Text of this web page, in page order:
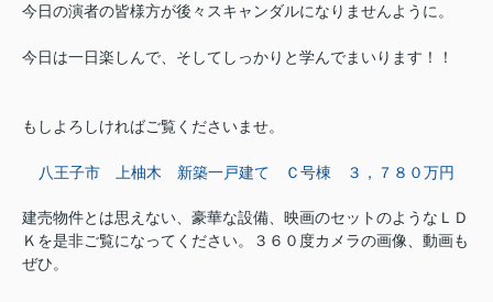
今日の演者の皆様方が後々スキャンダルになりませんように。
今日は一日楽しんで、そしてしっかりと学んでまいります！！
もしよろしければご覧くださいませ。
八王子市 上柚木 新築一戸建て Ｃ号棟 ３，７８０万円
建売物件とは思えない、豪華な設備、映画のセットのようなＬＤ
Ｋを是非ご覧になってください。３６０度カメラの画像、動画も
ぜひ。